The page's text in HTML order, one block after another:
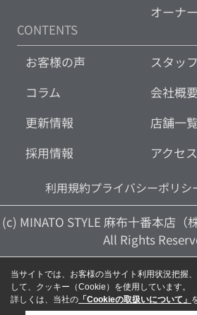
オーナ
CONTENTS
お客様の声
コラム
更新情報
採用情報
スタッ
会社概
店舗一覧
アクセ
利用規約プライバシーポリシ
(c) MINATO STYLE 麻布十番本店（
All Rights
当サイトでは、お客様の当サイト利用状況把握
して、クッキー（Cookie）を使用しています。
詳しくは、当社の 「Cookieの取扱いについて」